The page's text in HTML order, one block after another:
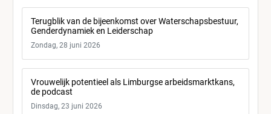
Terugblik van de bijeenkomst over Waterschapsbestuur,
Genderdynamiek en Leiderschap
Zondag, 28 juni 2026
Vrouwelijk potentieel als Limburgse arbeidsmarktkans,
de podcast
Dinsdag, 23 juni 2026